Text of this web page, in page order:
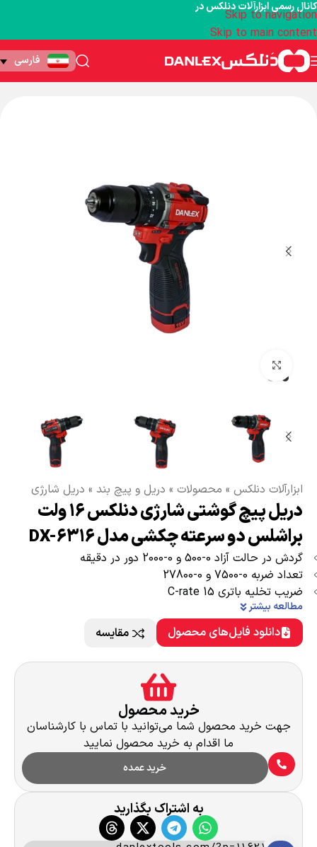
Skip to navigation
Skip to main content
فارسی
ابزارآلات دنلکس » محصولات » دریل و پیچ بند » دریل شارژی
دریل پیچ گوشتی شارژی دنلکس 16 ولت
براشلس دو سرعته چکشی مدل DX-6316
گردش در حالت آزاد 0-500 و 0-2000 دور در دقیقه
تعداد ضربه 0-7500 و 0-27800
ضریب تخلیه باتری 15 C-rate
مطالعه بیشتر
دانلود فایل‌های محصول مقایسه
خرید محصول
جهت خرید محصول شما می‌توانید با تماس با کارشناسان
ما اقدام به خرید محصول نمایید
خرید عمده
به اشتراک بگذارید
کانال رسمی ابزارآلات دنلکس در